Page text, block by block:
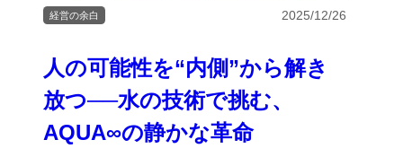
人の可能性を“内側”から解き
放つ──水の技術で挑む、
AQUA∞の静かな革命
経営の余白 2025/12/26